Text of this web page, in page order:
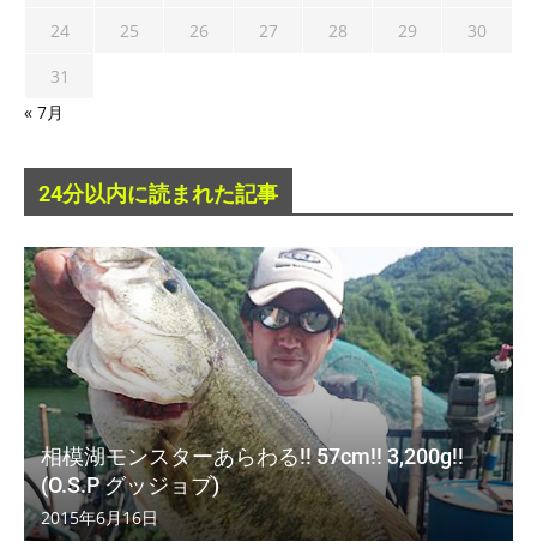
24
25 26 27 28 29
30
31
« 7月
24分以内に読まれた記事
相模湖モンスターあらわる!! 57cm!! 3,200g!!
(O.S.P グッジョブ)
2015年6月16日